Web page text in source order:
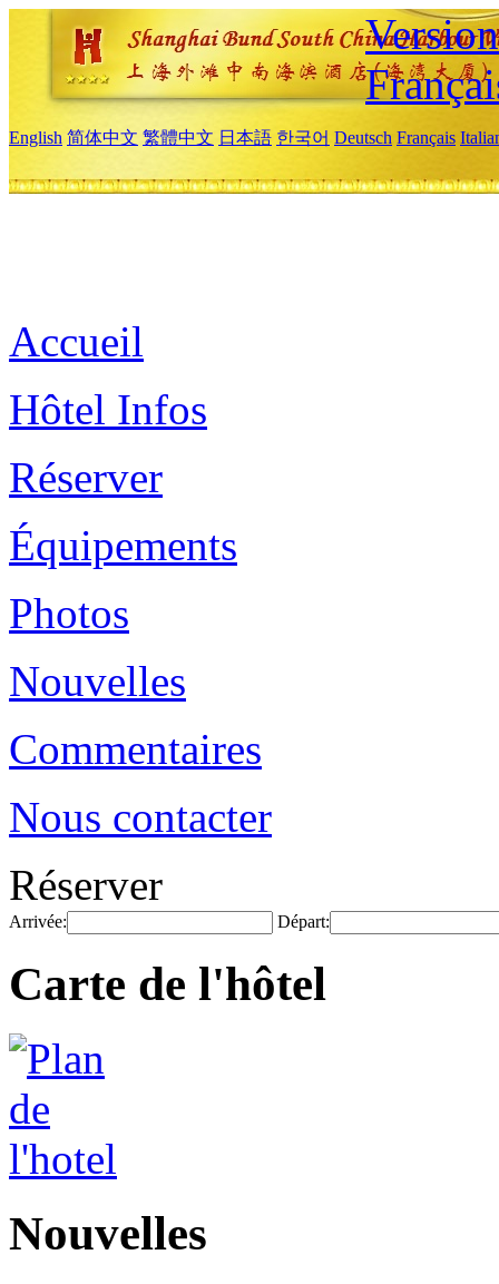
English 简体中文 繁體中文 日本語 한국어 Deutsch Français
Accueil
Hôtel Infos
Réserver
Équipements
Photos
Nouvelles
Commentaires
Nous contacter
Réserver
Arrivée: Départ:
Carte de l'hôtel
Nouvelles